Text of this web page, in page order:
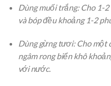
Dùng muối trắng: Cho 1-
và bóp đều khoảng 1-2
Dùng gừng tươi: Cho một
ngâm rong biển khô
với nước.